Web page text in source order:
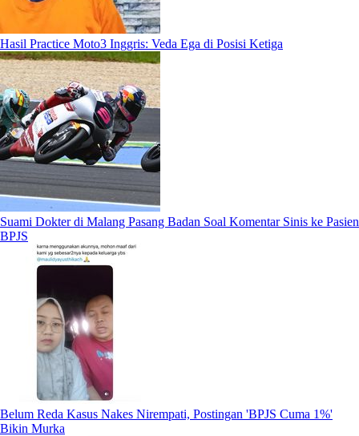
Hasil Practice Moto3 Inggris: Veda Ega di Posisi Ketiga
Suami Dokter di Malang Pasang Badan Soal Komentar Sinis ke Pasien
BPJS
Belum Reda Kasus Nakes Nirempati, Postingan 'BPJS Cuma 1%'
Bikin Murka